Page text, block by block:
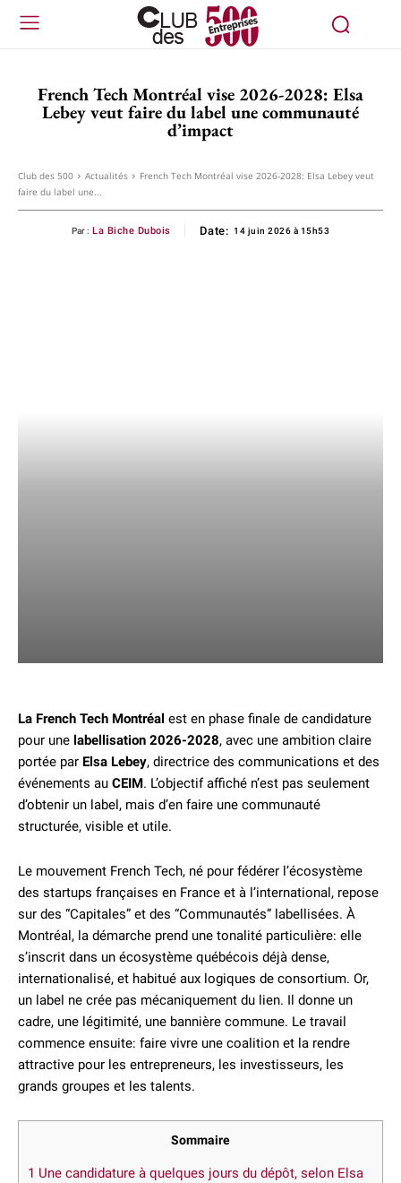
French Tech Montréal vise 2026-2028: Elsa
Lebey veut faire du label une communauté
d’impact
Club des 500 Actualités
French Tech Montréal vise 2026-2028: Elsa Lebey veut
faire du label une...
Par : La Biche Dubois Date: 14 juin 2026 à 15h53
La French Tech Montréal est en phase finale de candidature
pour une labellisation 2026-2028, avec une ambition claire
portée par Elsa Lebey, directrice des communications et des
événements au CEIM. L’objectif affiché n’est pas seulement
d’obtenir un label, mais d’en faire une communauté
structurée, visible et utile.
Le mouvement French Tech, né pour fédérer l’écosystème
des startups françaises en France et à l’international, repose
sur des “Capitales” et des “Communautés” labellisées. À
Montréal, la démarche prend une tonalité particulière: elle
s’inscrit dans un écosystème québécois déjà dense,
internationalisé, et habitué aux logiques de consortium. Or,
un label ne crée pas mécaniquement du lien. Il donne un
cadre, une légitimité, une bannière commune. Le travail
commence ensuite: faire vivre une coalition et la rendre
attractive pour les entrepreneurs, les investisseurs, les
grands groupes et les talents.
Sommaire
1 Une candidature à quelques jours du dépôt, selon Elsa